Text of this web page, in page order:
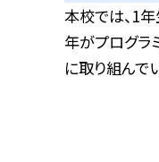
本校では、1
年がプログラ
に取り組んで